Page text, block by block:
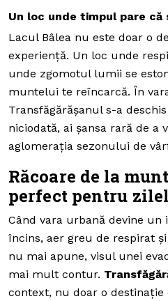
Un loc unde timpul pare că
Lacul Bâlea nu este doar o
experiență. Un loc unde
unde zgomotul lumii se
muntelui te reîncarcă. În
Transfăgărășanul s-a
niciodată, ai șansa rară de a
aglomerația sezonului de
Răcoare de la
perfect pentru
Când vara urbană devine
încins, aer greu de respirat
nu mai apune, visul unei
mai mult contur.
context, nu doar o destinație